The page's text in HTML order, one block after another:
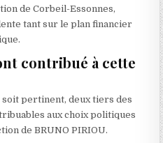
de Corbeil-Essonnes,
tant sur le plan financier
contribué à cette
soit pertinent, deux tiers des
aux choix politiques
de BRUNO PIRIOU.